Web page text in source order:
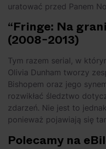
uratować przed Panem
“Fringe: Na
(2008-2013)
Tym razem serial, w
Olivia Dunham tworzy
Bishopem oraz jego
rozwikłać śledztwo
zdarzeń. Nie jest to
ponieważ pojawiają się
Polecamy na